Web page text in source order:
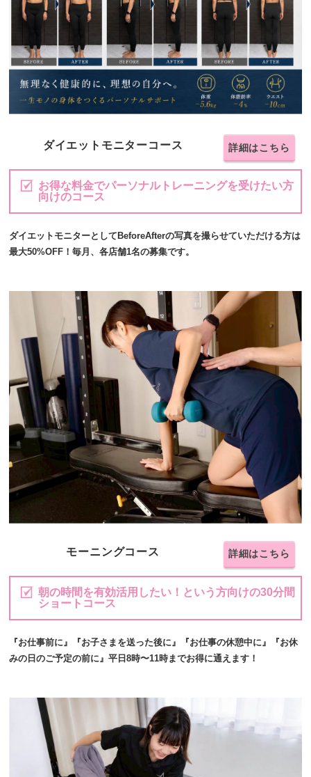
ダイエットモニターコース 詳細はこちら
お得な料金でパーソナルトレーニングを受けたい方
向けのコース
ダイエットモニターとしてBeforeAfterの写真を撮らせていただける方は
最大50%OFF！毎月、各店舗1名の募集です。
モーニングコース 詳細はこちら
朝の時間を有効活用したい！という方向けの30分間
ショートコース
『お仕事前に』『お子さまを送った後に』『お仕事の休憩中に』『お休
みの日のご予定の前に』平日8時〜11時までお得に通えます！